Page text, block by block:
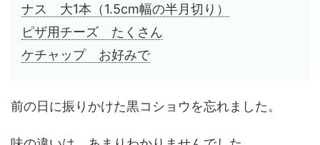
ナス 大1本（1.5cm幅の半月切り）
ピザ用チーズ たくさん
ケチャップ お好みで
前の日に振りかけた黒コショウを忘れました。